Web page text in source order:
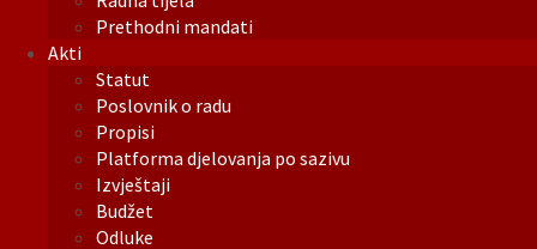
Prethodni mandati
Akti
Statut
Poslovnik o radu
Propisi
Platforma djelovanja po sazivu
Izvještaji
Budžet
Odluke